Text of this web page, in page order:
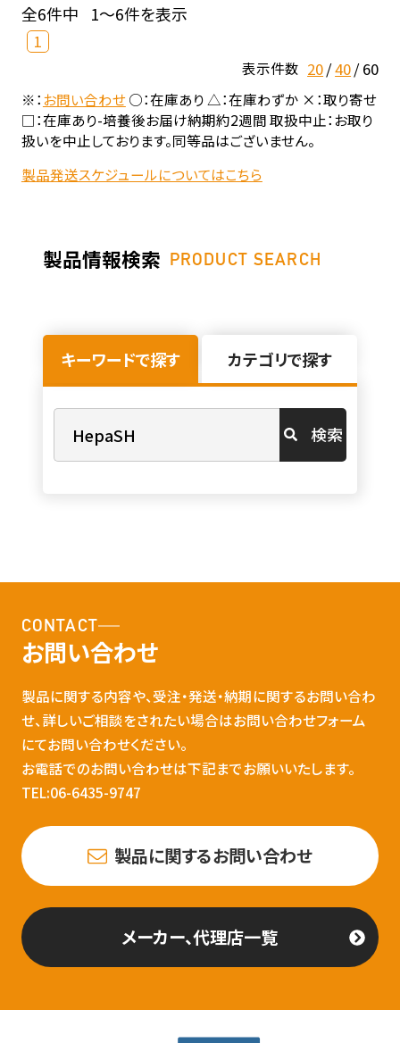
全6件中 1～6件を表示
1
表示件数 20 40 60
※：お問い合わせ○：在庫あり △：在庫わずか ×：取り寄せ
□：在庫あり-培養後お届け納期約2週間 取扱中止：お取り
扱いを中止しております。同等品はございません。
製品発送スケジュールについてはこちら
製品情報検索 PRODUCT SEARCH
キーワードで探す カテゴリで探す
検索
CONTACT
お問い合わせ
製品に関する内容や、受注・発送・納期に関するお問い合わ
せ、詳しいご相談をされたい場合はお問い合わせフォーム
にてお問い合わせください。
お電話でのお問い合わせは下記までお願いいたします。
TEL:06-6435-9747
製品に関するお問い合わせ
メーカー、代理店一覧